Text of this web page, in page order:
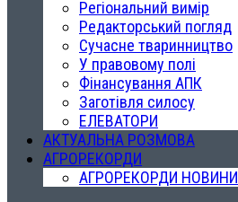
Регіональний вимір
Редакторський погляд
Сучасне тваринництво
У правовому полі
Фінансування АПК
Заготівля силосу
ЕЛЕВАТОРИ
АКТУАЛЬНА РОЗМОВА
АГРОРЕКОРДИ
АГРОРЕКОРДИ НОВИНИ